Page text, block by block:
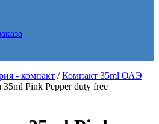
- компакт /Компакт 35ml ОАЭ
Pink Pepper duty free